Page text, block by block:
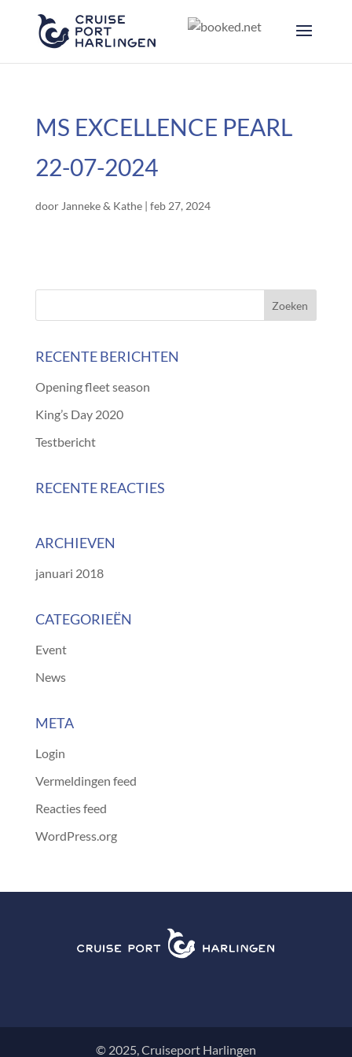
MS EXCELLENCE PEARL
22-07-2024
door Janneke & Kathe| feb 27, 2024
RECENTE BERICHTEN
Opening fleet season
King’s Day 2020
Testbericht
RECENTE REACTIES
ARCHIEVEN
januari 2018
CATEGORIEËN
Event
News
META
Login
Vermeldingen feed
Reacties feed
WordPress.org
© 2025, Cruiseport Harlingen